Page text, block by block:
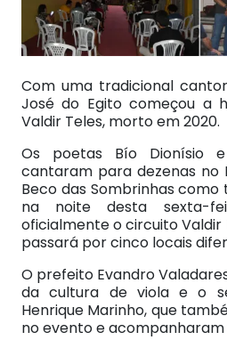
Com uma tradicional
José do Egito começou a
Valdir Teles, morto em 2020.
Os poetas Bío Dionísio
cantaram para dezenas no
Beco das Sombrinhas
na noite desta sexta-
oficialmente o circuito Valdir
passará por cinco locais
O prefeito Evandro
da cultura de viola e o
Henrique Marinho, que
no evento e